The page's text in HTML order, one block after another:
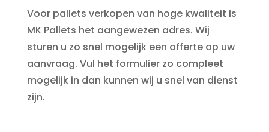
Voor pallets verkopen van hoge kwaliteit is
MK Pallets het aangewezen adres. Wij
sturen u zo snel mogelijk een offerte op uw
aanvraag. Vul het formulier zo compleet
mogelijk in dan kunnen wij u snel van dienst
zijn.